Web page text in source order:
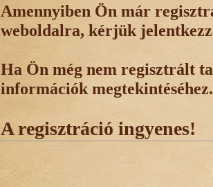
Amennyiben Ön már
weboldalra, kérjük
Ha Ön még nem regisztrált
információk megtekintéséhez.
A regisztráció ingyenes!